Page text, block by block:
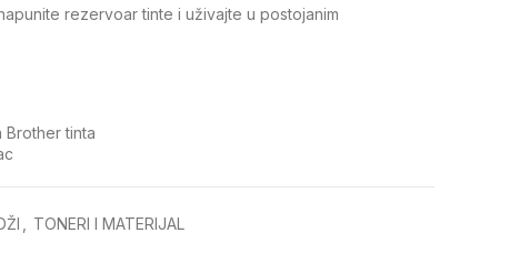
rezervoar tinte i uživajte u postojanim
tinta
TONERI I MATERIJAL